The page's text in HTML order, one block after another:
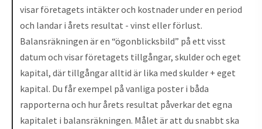
visar företagets intäkter och kostnader under en period
och landar i årets resultat - vinst eller förlust.
Balansräkningen är en “ögonblicksbild” på ett visst
datum och visar företagets tillgångar, skulder och eget
kapital, där tillgångar alltid är lika med skulder + eget
kapital. Du får exempel på vanliga poster i båda
rapporterna och hur årets resultat påverkar det egna
kapitalet i balansräkningen. Målet är att du snabbt ska